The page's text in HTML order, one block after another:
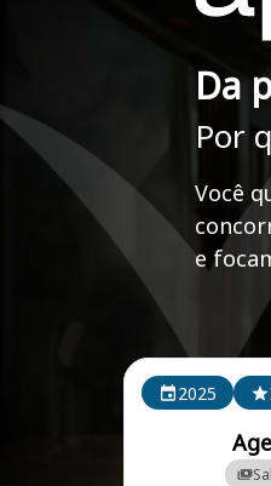
Da
Por
Você
e
Cursos em
2025